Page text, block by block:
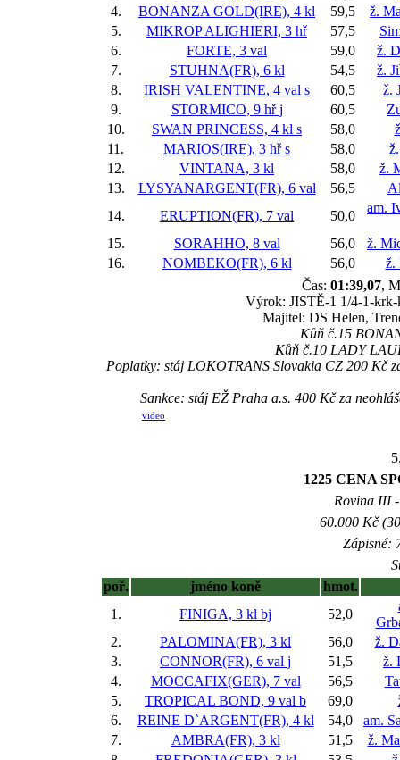
4.
BONANZA GOLD(IRE), 4 kl 59,5
ž.
5.
MIKROP ALIGHIERI, 3 hř 57,5
6.
FORTE, 3 val 59,0
ž.
7.
STUHNA(FR), 6 kl 54,5
ž.
8.
IRISH VALENTINE, 4 val s 60,5
ž.
9.
STORMICO, 9 hřj 60,5
10.
SWAN PRINCESS, 4 kl s 58,0
11.
MARIOS(IRE), 3 hřs 58,0
12.
VINTANA, 3 kl 58,0
ž.
13.
LYSYANARGENT(FR), 6 val 56,5
14.
ERUPTION(FR), 7 val 50,0
am.
15. SORAHHO, 8 val 56,0
ž.
16.
NOMBEKO(FR), 6 kl 56,0
ž.
Čas: 01:39,07,
Výrok: JISTĚ-1 1/4-1-
Majitel: DS Helen,
Kůň č.15
Kůň č.10 LADY
Poplatky: stáj LOKOTRANS Slovakia CZ 200 Kč
Sankce: stáj EŽ Praha a.s. 400 Kč za
video
1225 CENA
Rovina III
60.000 Kč
Zápisné:
poř.
jméno koně
hmot.
1.
FINIGA, 3 kl bj 52,0
2.
PALOMINA(FR), 3 kl 56,0
ž.
3.
CONNOR(FR), 6 val j 51,5
ž.
4.
MOCCAFIX(GER), 7 val 56,5
5.
TROPICAL BOND, 9 val b 69,0
6.
REINE D`ARGENT(FR), 4 kl 54,0
am.
7.
AMBRA(FR), 3 kl 51,5
ž.